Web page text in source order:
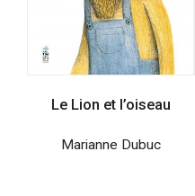
Le Lion et l’oiseau
Marianne Dubuc